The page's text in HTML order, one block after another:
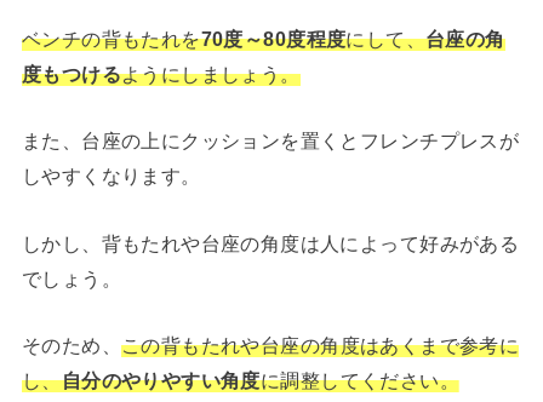
ベンチの背もたれを70度～80度程度にして、台座の角
度もつけるようにしましょう。
また、台座の上にクッションを置くとフレンチプレスが
しやすくなります。
しかし、背もたれや台座の角度は人によって好みがある
でしょう。
そのため、 この背もたれや台座の角度はあくまで参考に
し、自分のやりやすい角度に調整してください。